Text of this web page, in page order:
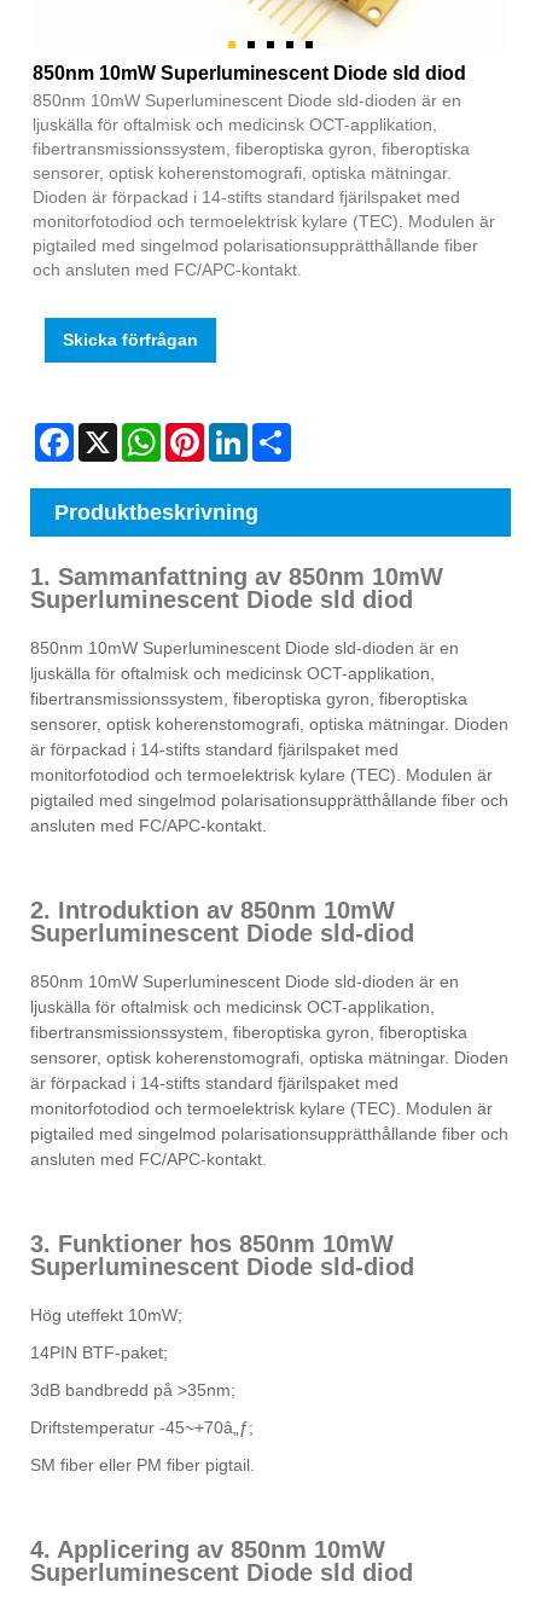
850nm 10mW Superluminescent Diode sld diod
850nm 10mW Superluminescent Diode sld-dioden är en
ljuskälla för oftalmisk och medicinsk OCT-applikation,
fibertransmissionssystem, fiberoptiska gyron, fiberoptiska
sensorer, optisk koherenstomografi, optiska mätningar.
Dioden är förpackad i 14-stifts standard fjärilspaket med
monitorfotodiod och termoelektrisk kylare (TEC). Modulen är
pigtailed med singelmod polarisationsupprätthållande fiber
och ansluten med FC/APC-kontakt.
Skicka förfrågan
Facebook
X WhatsAppPinterestLinkedIn
Produktbeskrivning
1. Sammanfattning av 850nm 10mW
Superluminescent Diode sld diod
850nm 10mW Superluminescent Diode sld-dioden är en
ljuskälla för oftalmisk och medicinsk OCT-applikation,
fibertransmissionssystem, fiberoptiska gyron, fiberoptiska
sensorer, optisk koherenstomografi, optiska mätningar. Dioden
är förpackad i 14-stifts standard fjärilspaket med
monitorfotodiod och termoelektrisk kylare (TEC). Modulen är
pigtailed med singelmod polarisationsupprätthållande fiber och
ansluten med FC/APC-kontakt.
2. Introduktion av 850nm 10mW
Superluminescent Diode sld-diod
850nm 10mW Superluminescent Diode sld-dioden är en
ljuskälla för oftalmisk och medicinsk OCT-applikation,
fibertransmissionssystem, fiberoptiska gyron, fiberoptiska
sensorer, optisk koherenstomografi, optiska mätningar. Dioden
är förpackad i 14-stifts standard fjärilspaket med
monitorfotodiod och termoelektrisk kylare (TEC). Modulen är
pigtailed med singelmod polarisationsupprätthållande fiber och
ansluten med FC/APC-kontakt.
3. Funktioner hos 850nm 10mW
Superluminescent Diode sld-diod
Hög uteffekt 10mW;
14PIN BTF-paket;
3dB bandbredd på >35nm;
Driftstemperatur -45~+70â„ƒ;
SM fiber eller PM fiber pigtail.
4. Applicering av 850nm 10mW
Superluminescent Diode sld diod